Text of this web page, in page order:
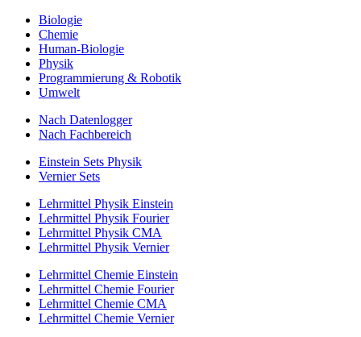
Biologie
Chemie
Human-Biologie
Physik
Programmierung & Robotik
Umwelt
Nach Datenlogger
Nach Fachbereich
Einstein Sets Physik
Vernier Sets
Lehrmittel Physik Einstein
Lehrmittel Physik Fourier
Lehrmittel Physik CMA
Lehrmittel Physik Vernier
Lehrmittel Chemie Einstein
Lehrmittel Chemie Fourier
Lehrmittel Chemie CMA
Lehrmittel Chemie Vernier